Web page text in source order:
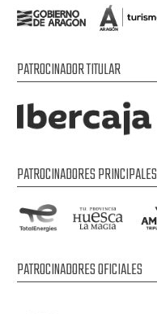
PATROCINADOR TITULAR
PATROCINADORES PRINCIPALES
PATROCINADORES OFICIALES